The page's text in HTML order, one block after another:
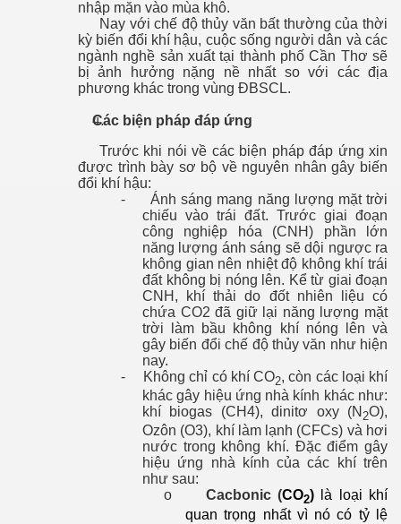
nhập mặn vào mùa khô.
Nay với chế độ thủy văn bất thường của thời
kỳ biến đổi khí hậu, cuộc sống người dân và các
ngành nghề sản xuất tại thành phố Cần Thơ sẽ
bị ảnh hưởng nặng nề nhất so với các địa
phương khác trong vùng ĐBSCL.
Các biện pháp đáp ứng
Trước khi nói về các biện pháp đáp ứng xin
được trình bày sơ bộ về nguyên nhân gây biến
đổi khí hậu:
-
Ánh sáng mang năng lượng mặt trời
chiếu vào trái đất. Trước giai đoạn
công nghiệp hóa (CNH) phần lớn
năng lượng ánh sáng sẽ dội ngược ra
không gian nên nhiệt độ không khí trái
đất không bị nóng lên. Kể từ giai đoạn
CNH, khí thải do đốt nhiên liệu có
chứa CO2 đã giữ lại năng lượng mặt
trời làm bầu không khí nóng lên và
gây biến đổi chế độ thủy văn như hiện
nay.
-
Không chỉ có khí CO2, còn các loại khí
khác gây hiệu ứng nhà kính khác như:
khí biogas (CH4), dinitơ oxy (N 2O),
Ozôn (O3), khí làm lạnh (CFCs) và hơi
nước trong không khí. Đặc điểm gây
hiệu ứng nhà kính của các khí trên
như sau:
o
Cacbonic (CO2)là loại khí
quan trọng nhất vì nó có tỷ lệ